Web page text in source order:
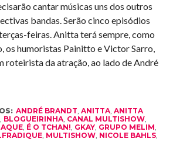
cantar músicas uns dos outros
bandas. Serão cinco episódios
feiras. Anitta terá sempre, como
os humoristas Painitto e Victor Sarro,
roteirista da atração, ao lado de André
ANDRÉ BRANDT, ANITTA, ANITTA
, BLOGUEIRINHA, CANAL MULTISHOW,
, É O TCHAN!, GKAY, GRUPO MELIM,
, MULTISHOW, NICOLE BAHLS,